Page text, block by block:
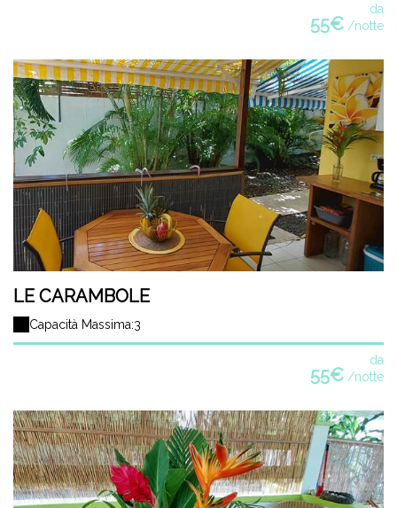
da
55€ /notte
LE CARAMBOLE
Capacità Massima:3
da
55€ /notte